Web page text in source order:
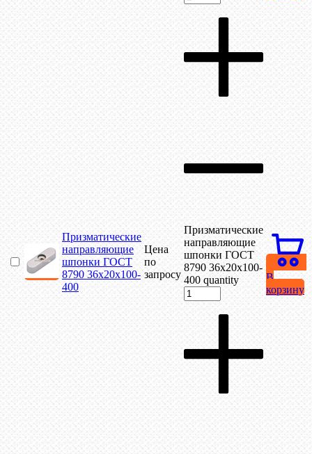
Призматические
направляющие
шпонки ГОСТ
8790 36х20х100-
400
Цена
по
запросу
Призматические
направляющие
шпонки ГОСТ
8790 36х20х100-
400 quantity
В
корзину